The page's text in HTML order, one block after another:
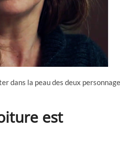
dans la peau des deux
est